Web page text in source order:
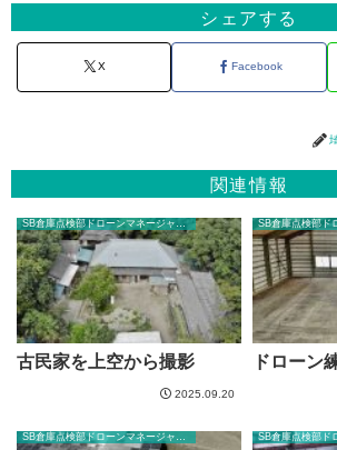
シェアする
X Facebook
関連情報
古民家を上空から撮影
2025.09.20
ドローン
SB倉庫点検部ドローンマネージャーのブログ